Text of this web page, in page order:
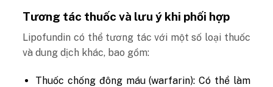
Tương tác thuốc và lưu ý khi phối hợp
Lipofundin có thể tương tác với một số loại thuốc
và dung dịch khác, bao gồm:
Thuốc chống đông máu (warfarin): Có thể làm